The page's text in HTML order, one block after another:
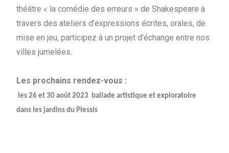
théâtre « la comédie des erreurs » de Shakespeare à
travers des ateliers d’expressions écrites, orales, de
mise en jeu, participez à un projet d’échange entre nos
villes jumelées.
Les prochains rendez-vous :
les 26 et 30 août 2023 ballade artistique et exploratoire
dans les jardins du Plessis